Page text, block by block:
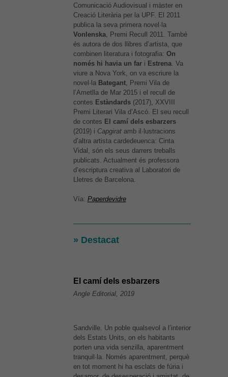
Comunicació Audiovisual i màster en
Creació Literària per la UPF. El 2011
publica la seva primera novel·la
Vonlenska, Premi Recull 2011. També
és autora de dos llibres d’artista, que
combinen literatura i fotografia: On
només hi havia un fari Estrena. Va
viure a Nova York, on va escriure la
novel·la Bategant, Premi Vila de
l’Ametlla de Mar 2015 i el recull de
contes Estàndards (2017), XXVIII
Premi Literari Vila d’Ascó. El seu recull
de contes El camí dels esbarzers
(2019) i Capgiratamb il·lustracions
d’altra artista cardedeuenca: Cinta
Vidal, són els seus darrers treballs
publicats. Actualment és professora
d’escriptura creativa al Laboratori de
Lletres de Barcelona.
Vía: Paperdevidre
» Destacat
El camí dels esbarzers
Angle Editorial, 2019
Sandville. Un poble qualsevol a l’interior
dels Estats Units, on els habitants
porten una vida senzilla, aparentment
tranquil·la. Només aparentment, perquè
en tot moment hi ha esclats de fúria i